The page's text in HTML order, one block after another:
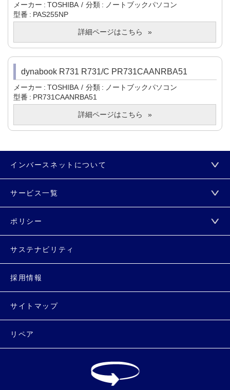
メーカー TOSHIBA 分類
ノートブックパソコン
型番
PAS255NP
詳細ページはこちら
dynabook R731 R731/C PR731CAANRBA51
メーカー TOSHIBA 分類
ノートブックパソコン
型番
PR731CAANRBA51
詳細ページはこちら
インバースネットについて
サービス一覧
ポリシー
サステナビリティ
採用情報
サイトマップ
リペア